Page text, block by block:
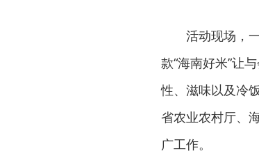
活动现场，
款“海南好米”让
性、滋味以及冷
省农业农村厅、
广工作。